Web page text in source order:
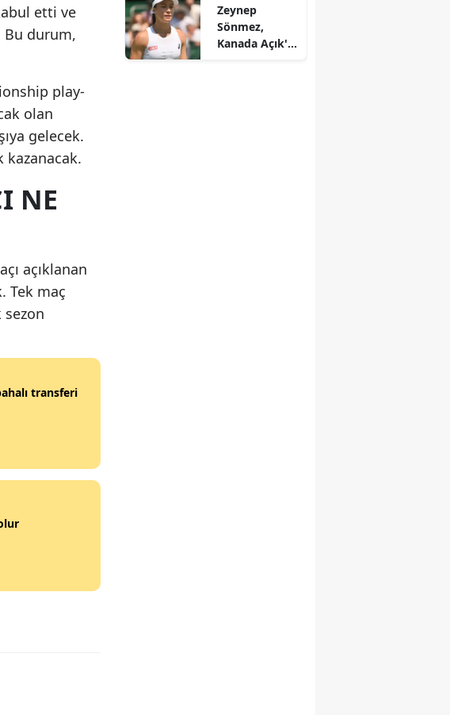
etti ve
Bu durum,
play-
olan
gelecek.
kazanacak.
NE
açıklanan
Tek maç
transferi
sürücü
hayatını
kaybetti
Zeynep
Sönmez,
Kanada Açık'a